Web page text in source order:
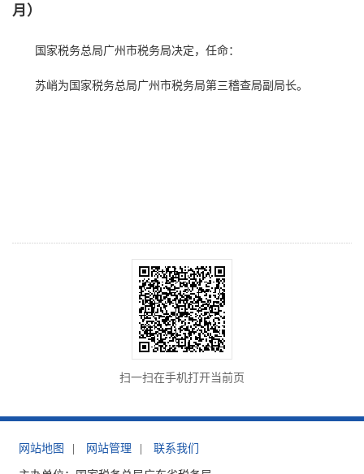
月）
国家税务总局广州市税务局决定，任命：
苏峭为国家税务总局广州市税务局第三稽查局副局长。
扫一扫在手机打开当前页
网站地图 网站管理 联系我们